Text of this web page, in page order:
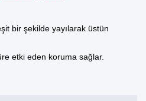
bir şekilde yayılarak üstün
etki eden koruma sağlar.